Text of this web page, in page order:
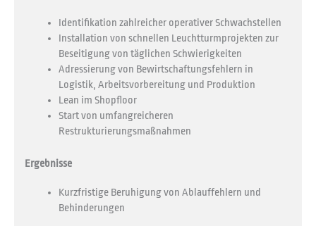
Identifikation zahlreicher operativer Schwachstellen
Installation von schnellen Leuchtturmprojekten zur
Beseitigung von täglichen Schwierigkeiten
Adressierung von Bewirtschaftungsfehlern in
Logistik, Arbeitsvorbereitung und Produktion
Lean im Shopfloor
Start von umfangreicheren
Restrukturierungsmaßnahmen
Ergebnisse
Kurzfristige Beruhigung von Ablauffehlern und
Behinderungen